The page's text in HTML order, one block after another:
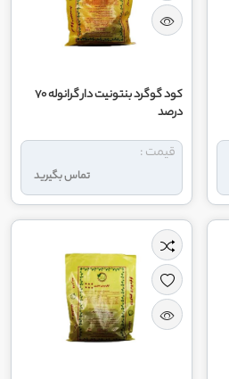
کود گوگرد بنتونیت دار گرانوله 70
درصد
تماس بگیرید
قیمت :